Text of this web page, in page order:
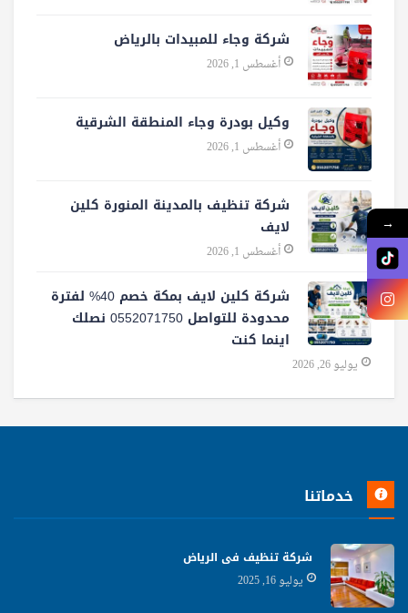
شركة وجاء للمبيدات بالرياض
أغسطس 1, 2026
وكيل بودرة وجاء المنطقة الشرقية
أغسطس 1, 2026
شركة تنظيف بالمدينة المنورة كلين
لايف
أغسطس 1, 2026
شركة كلين لايف بمكة خصم 40% لفترة
محدودة للتواصل 0552071750 نصلك
اينما كنت
يوليو 26, 2026
خدماتنا
شركة تنظيف فى الرياض
يوليو 16, 2025
→